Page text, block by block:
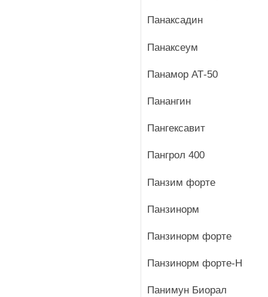
Панаксадин
Панаксеум
Панамор АТ-50
Панангин
Пангексавит
Пангрол 400
Панзим форте
Панзинорм
Панзинорм форте
Панзинорм форте-Н
Панимун Биорал